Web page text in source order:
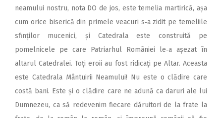
neamului nostru, nota DO de jos, este temelia martirică, așa
cum orice biserică din primele veacuri s‑a zidit pe temeliile
sfinților mucenici, și Catedrala este construită pe
pomelnicele pe care Patriarhul României le‑a așezat în
altarul Catedralei. Toți eroii au fost ridicați pe Altar. Aceasta
este Catedrala Mântuirii Neamului! Nu este o clădire care
costă bani. Este și o clădire care ne adună ca daruri ale lui
Dumnezeu, ca să redevenim fiecare dăruitori de la frate la